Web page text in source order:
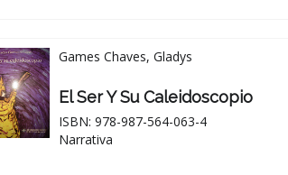
Games Chaves, Gladys
El Ser Y Su Caleidoscopio
ISBN: 978-987-564-063-4
Narrativa